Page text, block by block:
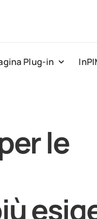
Plug-in
le